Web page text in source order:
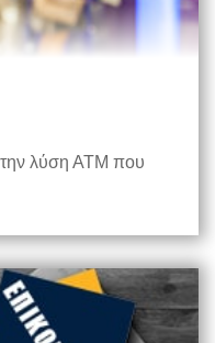
την λύση ΑΤΜ που